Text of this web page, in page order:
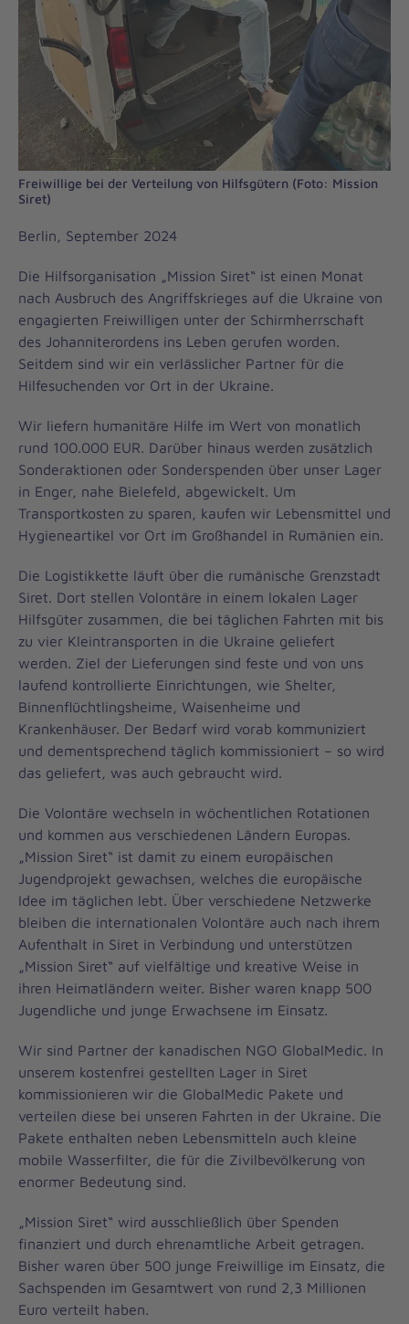
Freiwillige bei der Verteilung von Hilfsgütern (Foto: Mission
Siret)
Berlin, September 2024
Die Hilfsorganisation „Mission Siret“ ist einen Monat
nach Ausbruch des Angriffskrieges auf die Ukraine von
engagierten Freiwilligen unter der Schirmherrschaft
des Johanniterordens ins Leben gerufen worden.
Seitdem sind wir ein verlässlicher Partner für die
Hilfesuchenden vor Ort in der Ukraine.
Wir liefern humanitäre Hilfe im Wert von monatlich
rund 100.000 EUR. Darüber hinaus werden zusätzlich
Sonderaktionen oder Sonderspenden über unser Lager
in Enger, nahe Bielefeld, abgewickelt. Um
Transportkosten zu sparen, kaufen wir Lebensmittel und
Hygieneartikel vor Ort im Großhandel in Rumänien ein.
Die Logistikkette läuft über die rumänische Grenzstadt
Siret. Dort stellen Volontäre in einem lokalen Lager
Hilfsgüter zusammen, die bei täglichen Fahrten mit bis
zu vier Kleintransporten in die Ukraine geliefert
werden. Ziel der Lieferungen sind feste und von uns
laufend kontrollierte Einrichtungen, wie Shelter,
Binnenflüchtlingsheime, Waisenheime und
Krankenhäuser. Der Bedarf wird vorab kommuniziert
und dementsprechend täglich kommissioniert – so wird
das geliefert, was auch gebraucht wird.
Die Volontäre wechseln in wöchentlichen Rotationen
und kommen aus verschiedenen Ländern Europas.
„Mission Siret“ ist damit zu einem europäischen
Jugendprojekt gewachsen, welches die europäische
Idee im täglichen lebt. Über verschiedene Netzwerke
bleiben die internationalen Volontäre auch nach ihrem
Aufenthalt in Siret in Verbindung und unterstützen
„Mission Siret“ auf vielfältige und kreative Weise in
ihren Heimatländern weiter. Bisher waren knapp 500
Jugendliche und junge Erwachsene im Einsatz.
Wir sind Partner der kanadischen NGO GlobalMedic. In
unserem kostenfrei gestellten Lager in Siret
kommissionieren wir die GlobalMedic Pakete und
verteilen diese bei unseren Fahrten in der Ukraine. Die
Pakete enthalten neben Lebensmitteln auch kleine
mobile Wasserfilter, die für die Zivilbevölkerung von
enormer Bedeutung sind.
„Mission Siret“ wird ausschließlich über Spenden
finanziert und durch ehrenamtliche Arbeit getragen.
Bisher waren über 500 junge Freiwillige im Einsatz, die
Sachspenden im Gesamtwert von rund 2,3 Millionen
Euro verteilt haben.